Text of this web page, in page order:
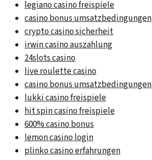
legiano casino freispiele
casino bonus umsatzbedingungen
crypto casino sicherheit
irwin casino auszahlung
24slots casino
live roulette casino
casino bonus umsatzbedingungen
lukki casino freispiele
hit spin casino freispiele
600% casino bonus
lemon casino login
plinko casino erfahrungen